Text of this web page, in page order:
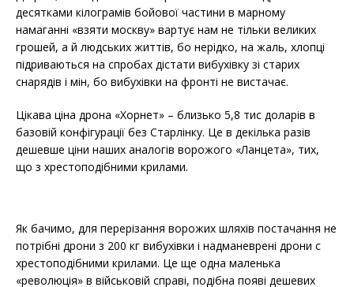
десятками кілограмів бойової частини в марному
намаганні «взяти москву» вартує нам не тільки великих
грошей, а й людських життів, бо нерідко, на жаль, хлопці
підриваються на спробах дістати вибухівку зі старих
снарядів і мін, бо вибухівки на фронті не вистачає.
Цікава ціна дрона «Хорнет» – близько 5,8 тис доларів в
базовій конфігурації без Старлінку. Це в декілька разів
дешевше ціни наших аналогів ворожого «Ланцета», тих,
що з хрестоподібними крилами.
Як бачимо, для перерізання ворожих шляхів постачання не
потрібні дрони з 200 кг вибухівки і надманеврені дрони с
хрестоподібними крилами. Це ще одна маленька
«революція» в військовій справі, подібна появі дешевих